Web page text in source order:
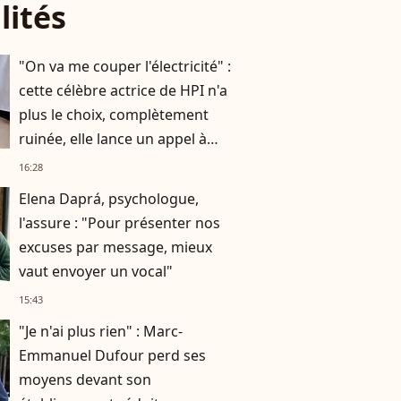
"On va me couper l'électricité" :
cette célèbre actrice de HPI n'a
plus le choix, complètement
ruinée, elle lance un appel à
l'aide
16:28
Elena Daprá, psychologue,
l'assure : "Pour présenter nos
excuses par message, mieux
vaut envoyer un vocal"
15:43
"Je n'ai plus rien" : Marc-
Emmanuel Dufour perd ses
moyens devant son